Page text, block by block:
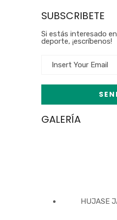
SUBSCRIBETE
Si estás interesado
deporte, ¡escríbenos!
GALERÍA
HUJASE